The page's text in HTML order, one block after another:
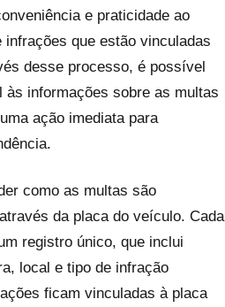
e praticidade ao
que estão vinculadas
desse processo, é possível
informações sobre as multas
ação imediata para
como as multas são
da placa do veículo. Cada
registro único, que inclui
local e tipo de infração
ficam vinculadas à placa